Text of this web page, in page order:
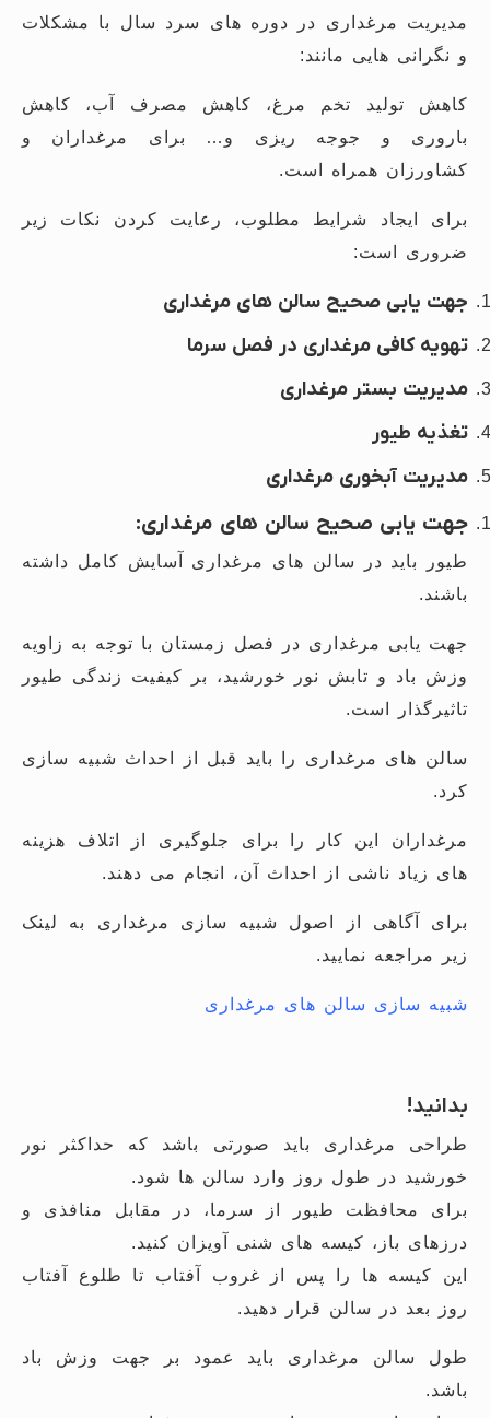
مدیریت مرغداری در دوره های سرد سال با مشکلات
و نگرانی هایی مانند:
کاهش تولید تخم مرغ، کاهش مصرف آب، کاهش
باروری و جوجه ریزی و… برای مرغداران و
کشاورزان همراه است.
برای ایجاد شرایط مطلوب، رعایت کردن نکات زیر
ضروری است:
جهت یابی صحیح سالن های مرغداری
تهویه کافی مرغداری در فصل سرما
مدیریت بستر مرغداری
تغذیه طیور
مدیریت آبخوری مرغداری
جهت یابی صحیح سالن های مرغداری:
طیور باید در سالن های مرغداری آسایش کامل داشته
باشند.
جهت یابی مرغداری در فصل زمستان با توجه به زاویه
وزش باد و تابش نور خورشید، بر کیفیت زندگی طیور
تاثیرگذار است.
سالن های مرغداری را باید قبل از احداث شبیه سازی
کرد.
مرغداران این کار را برای جلوگیری از اتلاف هزینه
های زیاد ناشی از احداث آن، انجام می دهند.
برای آگاهی از اصول شبیه سازی مرغداری به لینک
زیر مراجعه نمایید.
شبیه سازی سالن های مرغداری
بدانید!
طراحی مرغداری باید صورتی باشد که حداکثر نور
خورشید در طول روز وارد سالن ها شود.
برای محافظت طیور از سرما، در مقابل منافذی و
درزهای باز، کیسه های شنی آویزان کنید.
این کیسه ها را پس از غروب آفتاب تا طلوع آفتاب
روز بعد در سالن قرار دهید.
طول سالن مرغداری باید عمود بر جهت وزش باد
باشد.